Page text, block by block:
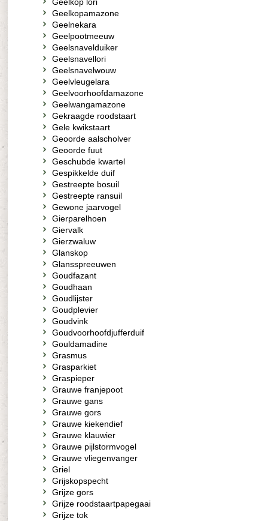
Geelkopamazone
Geelnekara
Geelpootmeeuw
Geelsnavelduiker
Geelsnavellori
Geelsnavelwouw
Geelvleugelara
Geelvoorhoofdamazone
Geelwangamazone
Gekraagde roodstaart
Gele kwikstaart
Geoorde aalscholver
Geoorde fuut
Geschubde kwartel
Gespikkelde duif
Gestreepte bosuil
Gestreepte ransuil
Gewone jaarvogel
Gierparelhoen
Giervalk
Gierzwaluw
Glanskop
Glansspreeuwen
Goudfazant
Goudhaan
Goudlijster
Goudplevier
Goudvink
Goudvoorhoofdjufferduif
Gouldamadine
Grasmus
Grasparkiet
Graspieper
Grauwe franjepoot
Grauwe gans
Grauwe gors
Grauwe kiekendief
Grauwe klauwier
Grauwe pijlstormvogel
Grauwe vliegenvanger
Griel
Grijskopspecht
Grijze gors
Grijze roodstaartpapegaai
Grijze tok